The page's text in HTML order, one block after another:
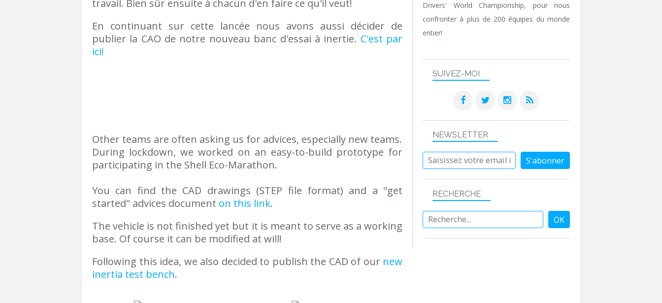
travail. Bien sûr ensuite à chacun d'en faire ce qu'il veut!
En continuant sur cette lancée nous avons aussi décider de
publier la CAO de notre nouveau banc d'essai à inertie. C'est par
ici!
Other teams are often asking us for advices, especially new teams.
During lockdown, we worked on an easy-to-build prototype for
participating in the Shell Eco-Marathon.
You can find the CAD drawings (STEP file format) and a "get
started" advices document on this link.
The vehicle is not finished yet but it is meant to serve as a working
base. Of course it can be modified at will!
Following this idea, we also decided to publish the CAD of our new
inertia test bench.
NEWSLETTER
SUIVEZ-MOI
RECHERCHE
Drivers' World Championship, pour nous
confronter à plus de 200 équipes du monde
entier!